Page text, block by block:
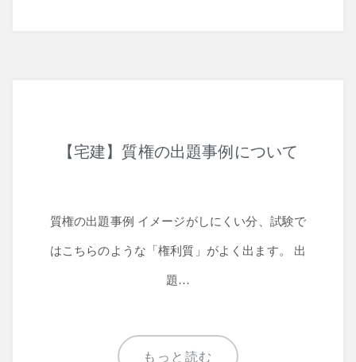
【宅建】質権の出題事例について
質権の出題事例 イメージがしにくい分、試験で
はこちらのような「権利質」がよく出ます。 出
題…
もっと読む